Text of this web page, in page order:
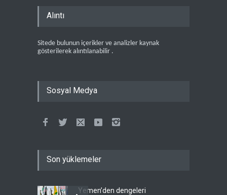
Alıntı
Sitede bulunun içerikler ve analizler kaynak
gösterilerek alıntılanabilir .
Sosyal Medya
Son yüklemeler
Yemen’den dengeleri